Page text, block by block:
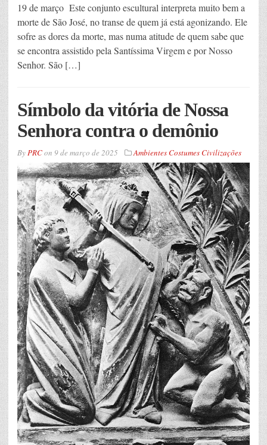
19 de março Este conjunto escultural interpreta muito bem a
morte de São José, no transe de quem já está agonizando. Ele
sofre as dores da morte, mas numa atitude de quem sabe que
se encontra assistido pela Santíssima Virgem e por Nosso
Senhor. São […]
Símbolo da vitória de Nossa
Senhora contra o demônio
ByPRCon 9 de março de 2025 Ambientes Costumes Civilizações